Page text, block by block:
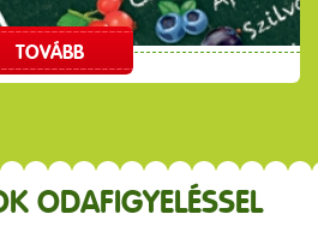
TOVÁBB
ODAFIGYELÉSSEL